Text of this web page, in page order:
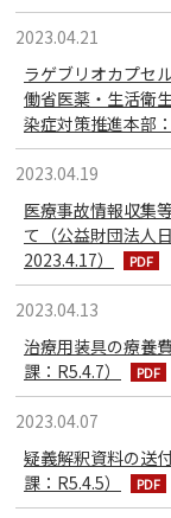
2023.04.21
ラゲブリオカプセ
働省医薬・生活衛
染症対策推進本部：
2023.04.19
医療事故情報収集
て（公益財団法人
2023.4.17）
2023.04.13
治療用装具の療養
課：R5.4.7）
2023.04.07
疑義解釈資料の送
課：R5.4.5）